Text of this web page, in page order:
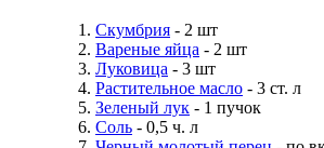
Скумбрия - 2 шт
Вареные яйца - 2 шт
Луковица - 3 шт
Растительное масло - 3 ст. л
Зеленый лук - 1 пучок
Соль - 0,5 ч. л